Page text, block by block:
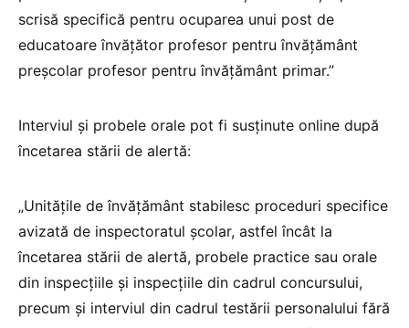
scrisă specifică pentru ocuparea unui post de
educatoare învățător profesor pentru învățământ
preșcolar profesor pentru învățământ primar.”
Interviul și probele orale pot fi susținute online după
încetarea stării de alertă:
„Unitățile de învățământ stabilesc proceduri specifice
avizată de inspectoratul școlar, astfel încât la
încetarea stării de alertă, probele practice sau orale
din inspecțiile și inspecțiile din cadrul concursului,
precum și interviul din cadrul testării personalului fără